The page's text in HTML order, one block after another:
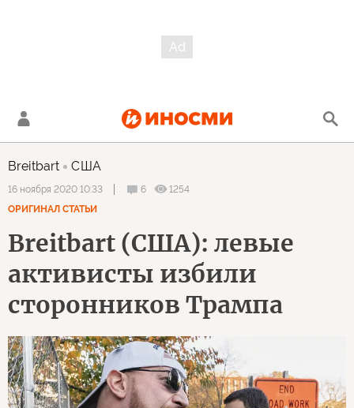
Breitbart США
16 ноября 2020 10:33 6
1254
ОРИГИНАЛ СТАТЬИ
Breitbart (США): левые
активисты избили
сторонников Трампа